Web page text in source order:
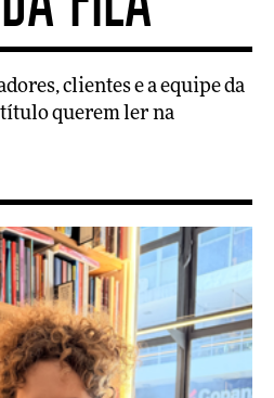
clientes e a equipe da
querem ler na